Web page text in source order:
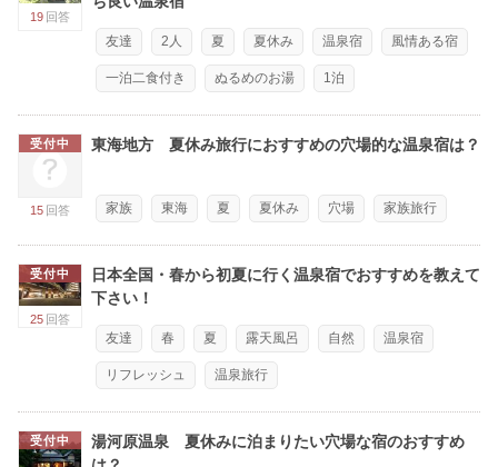
19 回答
友達 2人 夏 夏休み 温泉宿 風情ある宿
一泊二食付き ぬるめのお湯 1泊
受付中
15 回答
東海地方 夏休み旅行におすすめの穴場的な温泉宿は？
家族 東海 夏 夏休み 穴場 家族旅行
受付中
25 回答
日本全国・春から初夏に行く温泉宿でおすすめを教えて
下さい！
友達 春 夏 露天風呂 自然 温泉宿
リフレッシュ 温泉旅行
受付中
湯河原温泉 夏休みに泊まりたい穴場な宿のおすすめ